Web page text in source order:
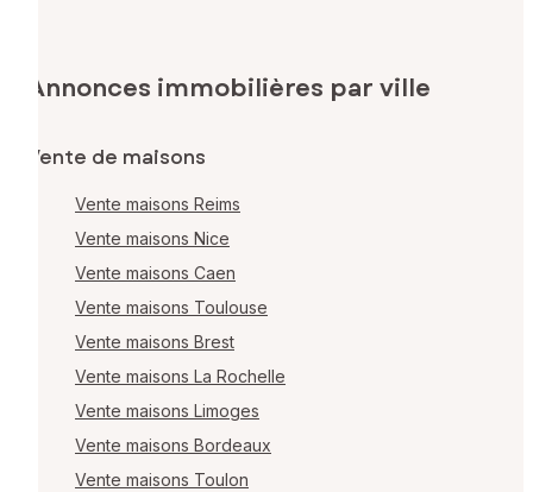
Annonces immobilières par ville
Vente de maisons
Vente maisons Reims
Vente maisons Nice
Vente maisons Caen
Vente maisons Toulouse
Vente maisons Brest
Vente maisons La Rochelle
Vente maisons Limoges
Vente maisons Bordeaux
Vente maisons Toulon